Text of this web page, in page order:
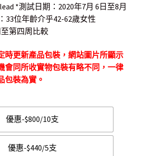
*測試日期：2020年7月 6日至8月
33位年齡介乎42-62歲女性
第四周比較
時更新產品包裝，網站圖片所顯示
會同所收實物包裝有略不同，一律
包裝為實。
優惠-$800/10支
優惠-$440/5支